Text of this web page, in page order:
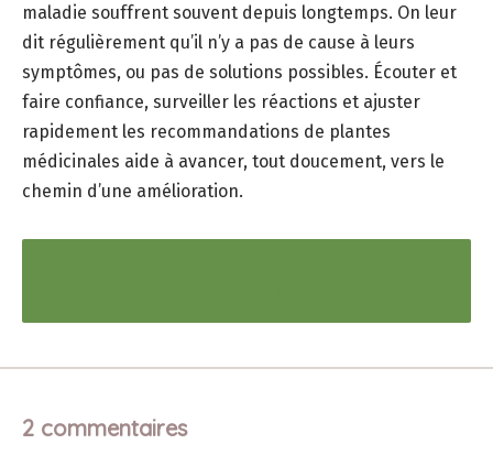
maladie souffrent souvent depuis longtemps. On leur
dit régulièrement qu’il n’y a pas de cause à leurs
symptômes, ou pas de solutions possibles. Écouter et
faire confiance, surveiller les réactions et ajuster
rapidement les recommandations de plantes
médicinales aide à avancer, tout doucement, vers le
chemin d’une amélioration.
2 commentaires